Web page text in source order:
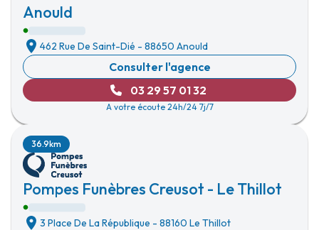
Anould
462 Rue De Saint-Dié - 88650 Anould
Consulter l'agence
03 29 57 01 32
A votre écoute 24h/24 7j/7
Pompes Funèbres Creusot - Le Thillot
36.9km
3 Place De La République - 88160 Le Thillot